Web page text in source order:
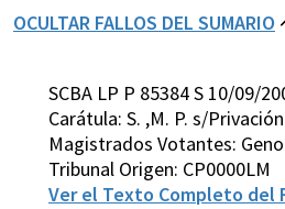
OCULTAR FALLOS DEL SUMARIO
SCBA LP P 85384 S 10/09/
Carátula: S. ,M. P. s/
Magistrados Votantes:
Tribunal Origen: CP0000LM
Ver el Texto Completo del